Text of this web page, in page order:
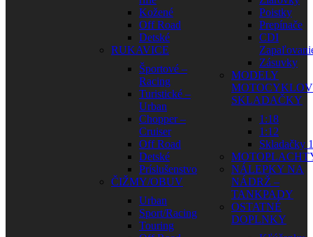
Kožené
Off Road
Detské
RUKAVICE
Športové –
Racing
Turistické –
Urban
Chopper –
Cruiser
Off Road
Detské
Príslušenstvo
ČIŽMY/OBUV
Urban
Sport/Racing
Touring
Poistky
Prepínače
CDI
Zásuvky
MODELY
SKLADAČKY
1:18
1:12
Skladačky
NÁLEPKY NA
NÁDRŽ –
TANKPADY
OSTATNÉ
DOPLNKY